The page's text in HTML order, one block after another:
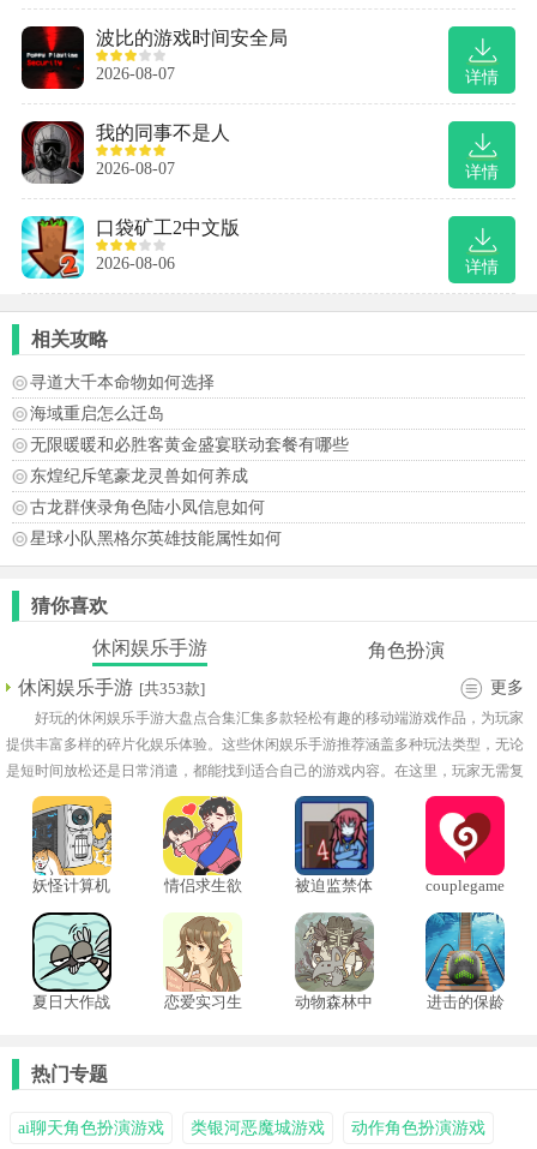
详情
波比的游戏时间安全局
2026-08-07
详情
我的同事不是人
2026-08-07
详情
口袋矿工2中文版
2026-08-06
相关攻略
寻道大千本命物如何选择
海域重启怎么迁岛
无限暖暖和必胜客黄金盛宴联动套餐有哪些
东煌纪斥笔豪龙灵兽如何养成
古龙群侠录角色陆小凤信息如何
星球小队黑格尔英雄技能属性如何
猜你喜欢
休闲娱乐手游
角色扮演
休闲娱乐手游 [共353款] 更多
好玩的休闲娱乐手游大盘点合集汇集多款轻松有趣的移动端游戏作品，为玩家
提供丰富多样的碎片化娱乐体验。这些休闲娱乐手游推荐涵盖多种玩法类型，无论
是短时间放松还是日常消遣，都能找到适合自己的游戏内容。在这里，玩家无需复
杂学习成本，即可快速掌握游戏规则，在不同场景中体验独特乐趣。
妖怪计算机 情侣求生欲
被迫监禁体
couplegame
夏日大作战
恋爱实习生
动物森林中
进击的保龄
热门专题
ai聊天角色扮演游戏 类银河恶魔城游戏 动作角色扮演游戏